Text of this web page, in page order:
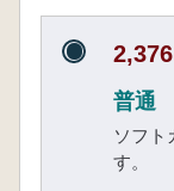
普通
ソフト
す。